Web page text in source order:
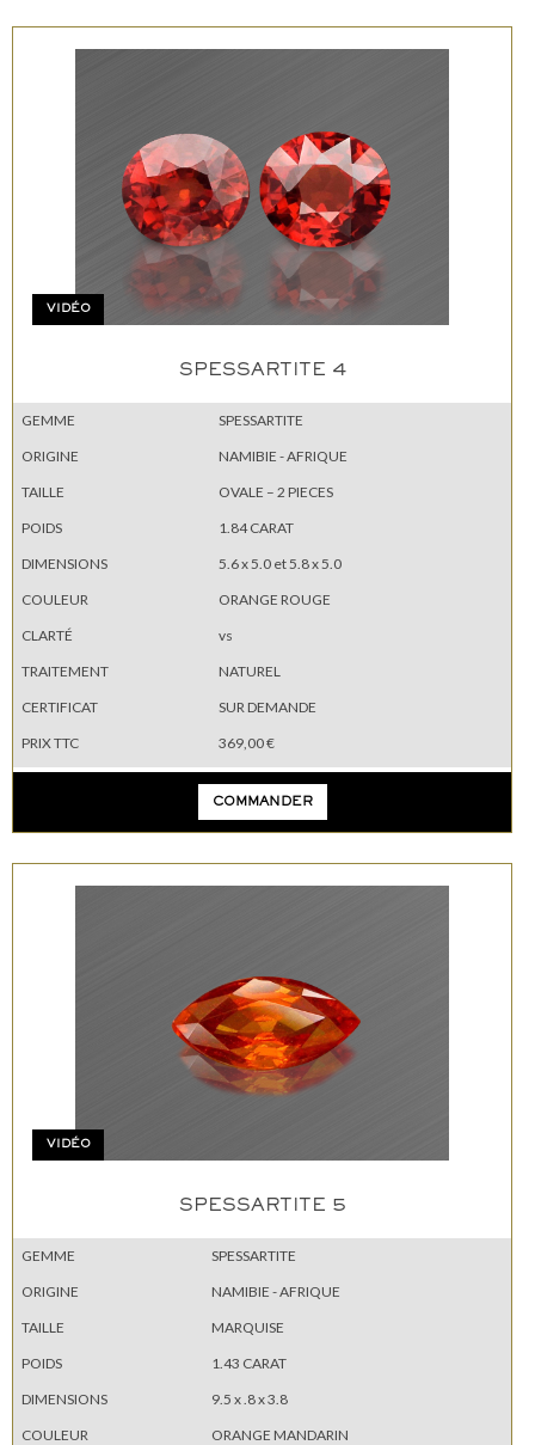
VIDÉO
SPESSARTITE 4
GEMME
SPESSARTITE
ORIGINE
NAMIBIE - AFRIQUE
TAILLE
OVALE – 2 PIECES
POIDS
1.84 CARAT
DIMENSIONS
5.6 x 5.0 et 5.8 x 5.0
COULEUR
ORANGE ROUGE
CLARTÉ
vs
TRAITEMENT
NATUREL
CERTIFICAT
SUR DEMANDE
PRIX TTC
369,00 €
COMMANDER
VIDÉO
SPESSARTITE 5
GEMME
SPESSARTITE
ORIGINE
NAMIBIE - AFRIQUE
TAILLE
MARQUISE
POIDS
1.43 CARAT
DIMENSIONS
9.5 x .8 x 3.8
COULEUR
ORANGE MANDARIN